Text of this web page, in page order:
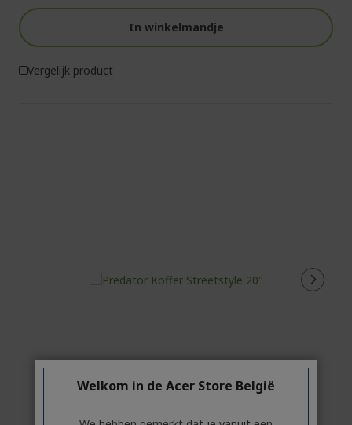
In winkelmandje
Vergelijk product
Welkom in de Acer Store België